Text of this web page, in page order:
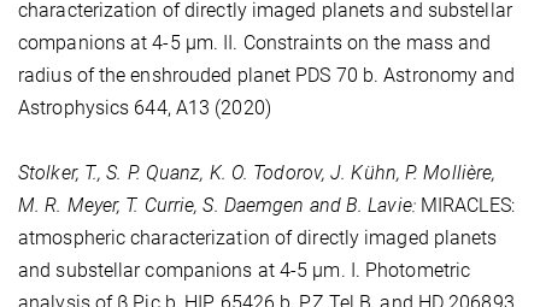
characterization of directly imaged planets and substellar
companions at 4-5 μm. II. Constraints on the mass and
radius of the enshrouded planet PDS 70 b. Astronomy and
Astrophysics 644, A13 (2020)
Stolker, T., S. P. Quanz, K. O. Todorov, J. Kühn, P. Mollière,
M. R. Meyer, T. Currie, S. Daemgen and B. Lavie:MIRACLES:
atmospheric characterization of directly imaged planets
and substellar companions at 4-5 μm. I. Photometric